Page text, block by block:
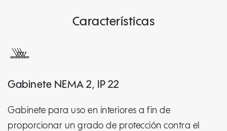
Características
Gabinete NEMA 2, IP 22
Gabinete para uso en interiores a fin de
proporcionar un grado de protección contra el